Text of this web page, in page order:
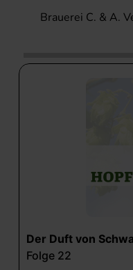
Brauerei C. & A.